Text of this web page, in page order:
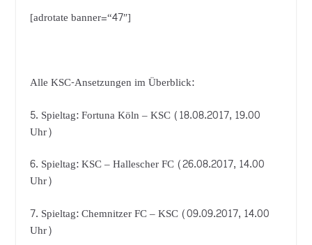
[adrotate banner=“47″]
Alle KSC-Ansetzungen im Überblick:
5. Spieltag: Fortuna Köln – KSC (18.08.2017, 19.00
Uhr)
6. Spieltag: KSC – Hallescher FC (26.08.2017, 14.00
Uhr)
7. Spieltag: Chemnitzer FC – KSC (09.09.2017, 14.00
Uhr)